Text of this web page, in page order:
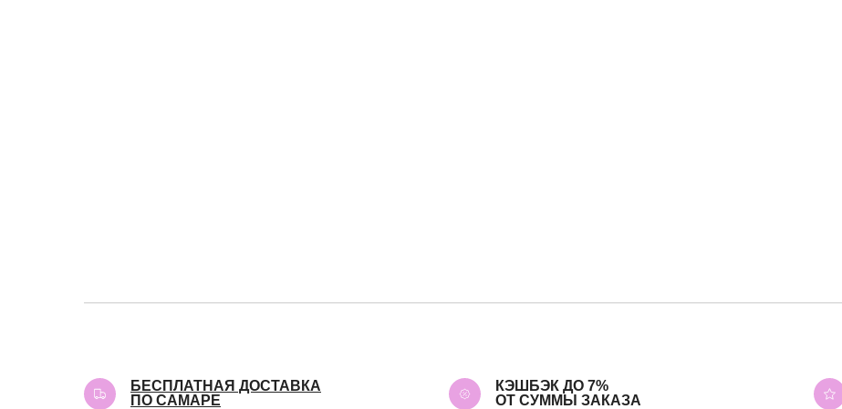
БЕСПЛАТНАЯ ДОСТАВКА
ПО САМАРЕ
КЭШБЭК ДО 7%
ОТ СУММЫ ЗАКАЗА